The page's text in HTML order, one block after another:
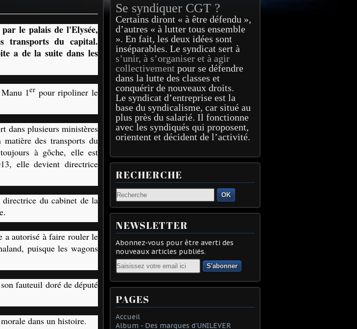
le palais de l'Elysée,
transports du capital.
a de la suite dans les
1er pour ripoliner le
dans plusieurs ministères
des transports du
à gôche, elle est
elle devient directrice
du cabinet de la
a autorisé à faire rouler le
puisque les wagons
fauteuil doré de député
dans un histoire.
Se syndiquer CGT ?
Certains diront « à être défendu »,
d’autres « à lutter tous ensemble
». En fait, les deux idées sont
inséparables. Le syndicat sert à
s’unir, à s’organiser et à agir
collectivement pour se défendre
dans la lutte des classes et
conquérir de nouveaux droits.
Le syndicat d’entreprise est la
base du syndicalisme, car situé au
plus près du salarié. Il fonctionne
avec les syndiqués qui proposent,
orientent et décident de l’activité.
RECHERCHE
OK
NEWSLETTER
Abonnez-vous pour être averti des
nouveaux articles publiés.
Email
PAGES
Accueil
Album - Des marques d'UNILEVER